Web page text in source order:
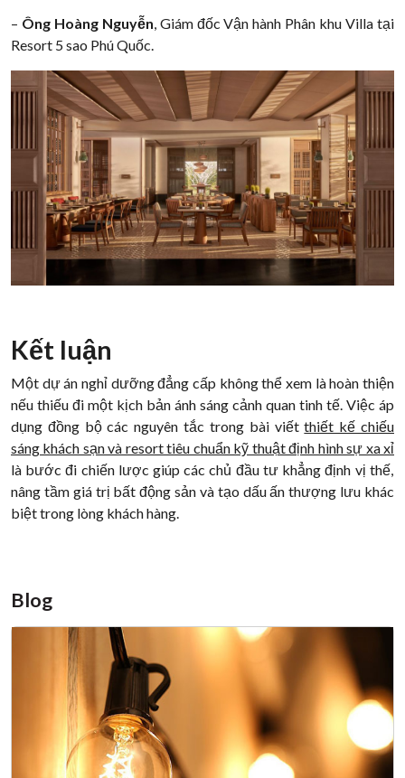
Blog
– Ông Hoàng Nguyễn , Giám đốc Vận hành Phân khu Villa tại
Resort 5 sao Phú Quốc.
Kết luận
Một dự án nghỉ dưỡng đẳng cấp không thể xem là hoàn thiện
nếu thiếu đi một kịch bản ánh sáng cảnh quan tinh tế. Việc áp
dụng đồng bộ các nguyên tắc trong bài viết thiết kế chiếu
sáng khách sạn và resort tiêu chuẩn kỹ thuật định hình sự xa xỉ
là bước đi chiến lược giúp các chủ đầu tư khẳng định vị thế,
nâng tầm giá trị bất động sản và tạo dấu ấn thượng lưu khác
biệt trong lòng khách hàng.